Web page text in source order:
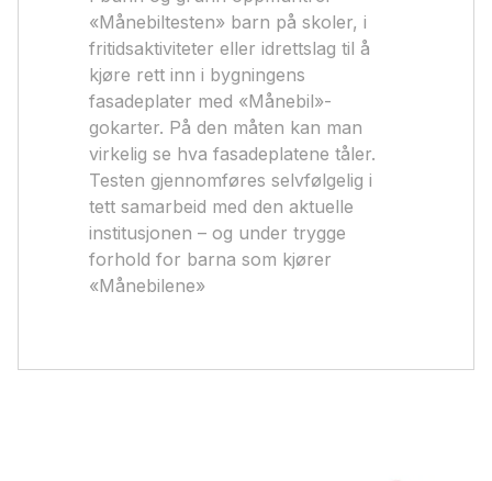
«Månebiltesten» barn på skoler, i
fritidsaktiviteter eller idrettslag til å
kjøre rett inn i bygningens
fasadeplater med «Månebil»-
gokarter. På den måten kan man
virkelig se hva fasadeplatene tåler.
Testen gjennomføres selvfølgelig i
tett samarbeid med den aktuelle
institusjonen – og under trygge
forhold for barna som kjører
«Månebilene»